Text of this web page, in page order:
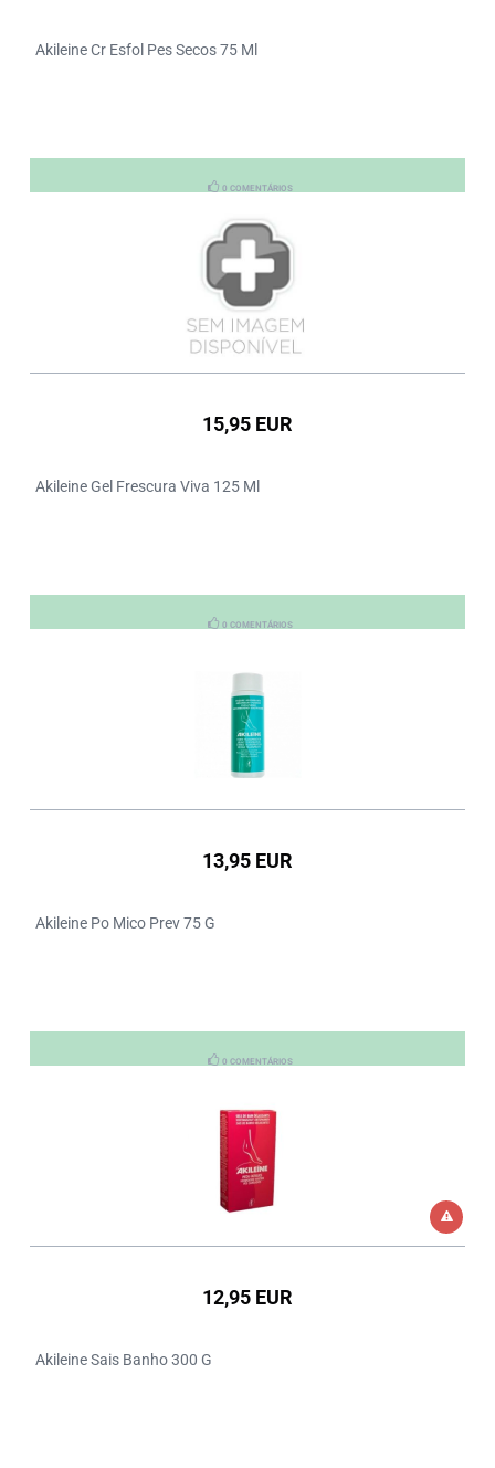
Akileine Cr Esfol Pes Secos 75 Ml
0 COMENTÁRIOS
15,95 EUR
Akileine Gel Frescura Viva 125 Ml
0 COMENTÁRIOS
13,95 EUR
Akileine Po Mico Prev 75 G
0 COMENTÁRIOS
12,95 EUR
Akileine Sais Banho 300 G